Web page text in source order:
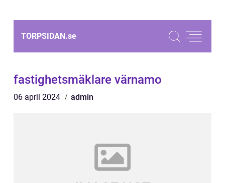
TORPSIDAN.se
fastighetsmäklare värnamo
06 april 2024 admin